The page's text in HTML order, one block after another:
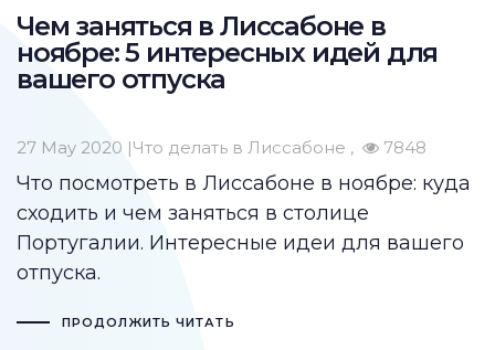
Чем заняться в Лиссабоне в
ноябре: 5 интересных идей для
вашего отпуска
27 May 2020 |Что делать в Лиссабоне 7848
Что посмотреть в Лиссабоне в ноябре: куда
сходить и чем заняться в столице
Португалии. Интересные идеи для вашего
отпуска.
ПРОДОЛЖИТЬ ЧИТАТЬ